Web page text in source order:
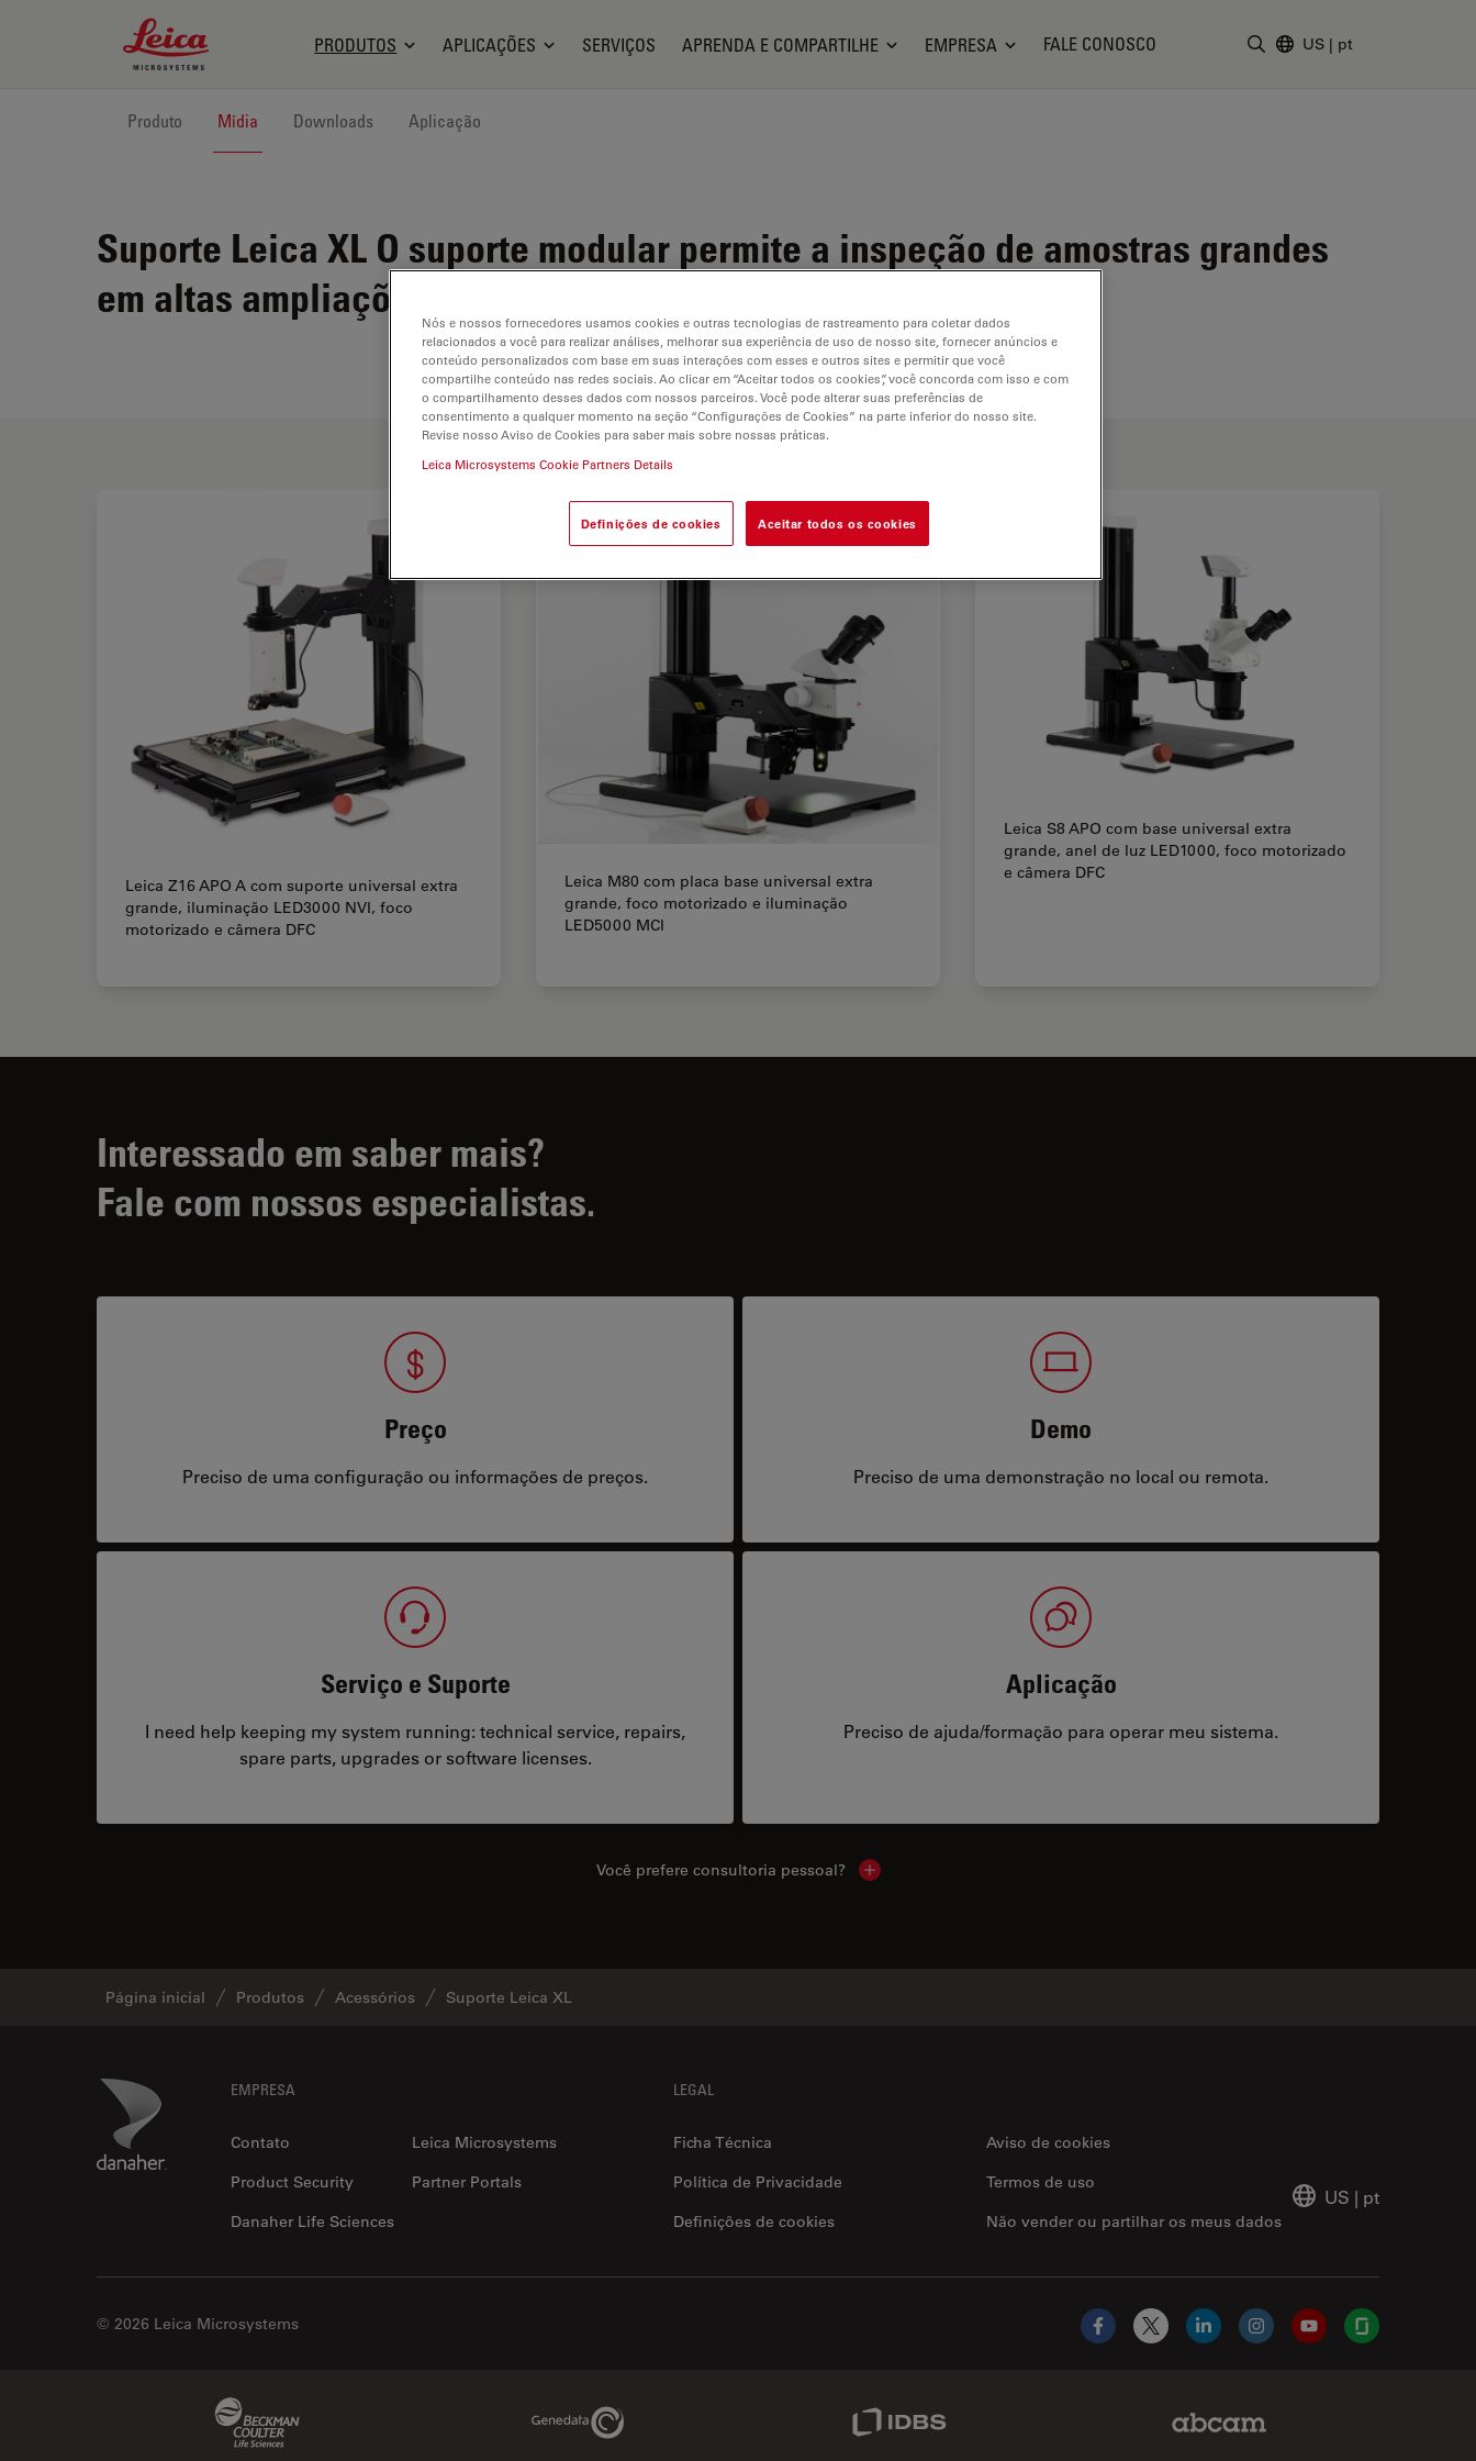
Leica Microsystems Logo
PRODUTOS APLICAÇÕES SERVIÇOS APRENDA E COMPARTILHE EMPRESA FALE CONOSCO US | pt
Produto Mídia Downloads Aplicação
Suporte Leica XL O suporte modular permite a inspeção de amostras grandes
em altas ampliações estereoscópicas
Leica Z16 APO A com suporte universal extra
grande, iluminação LED3000 NVI, foco
motorizado e câmera DFC
Leica M80 com placa base universal extra
grande, foco motorizado e iluminação
LED5000 MCI
Leica S8 APO com base universal extra
grande, anel de luz LED1000, foco motorizado
e câmera DFC
Interessado em saber mais?
Fale com nossos especialistas.
Preço
Preciso de uma configuração ou informações de preços.
Demo
Preciso de uma demonstração no local ou remota.
Serviço e Suporte
I need help keeping my system running: technical service, repairs,
spare parts, upgrades or software licenses.
Aplicação
Preciso de ajuda/formação para operar meu sistema.
Você prefere consultoria pessoal? Show local contacts
Página inicial Produtos Acessórios Suporte Leica XL
Danaher Logo EMPRESA
Contato
Leica Microsystems
Product Security
Partner Portals
Danaher Life Sciences
LEGAL
Ficha Técnica
Aviso de cookies
Política de Privacidade
Não vender ou partilhar os meus dados
Termos de uso
Definições de cookies
US | pt
© 2026 Leica Microsystems
Facebook
X LinkedInInstagramYouTubeGlassdoor
Genedata Link
Nós e nossos fornecedores usamos cookies e outras tecnologias de rastreamento para coletar dados
relacionados a você para realizar análises, melhorar sua experiência de uso de nosso site, fornecer anúncios e
conteúdo personalizados com base em suas interações com esses e outros sites e permitir que você
compartilhe conteúdo nas redes sociais. Ao clicar em “Aceitar todos os cookies”, você concorda com isso e com
o compartilhamento desses dados com nossos parceiros. Você pode alterar suas preferências de
consentimento a qualquer momento na seção “Configurações de Cookies” na parte inferior do nosso site.
Revise nosso Aviso de Cookies para saber mais sobre nossas práticas.
Leica Microsystems Cookie Partners Details
Definições de cookies Aceitar todos os cookies